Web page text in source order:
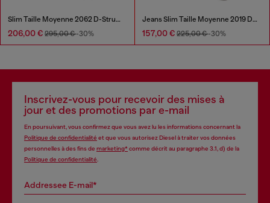
Slim Taille Moyenne 2062 D-Strukt Joggjeans®
206,00 € 295,00 €-30%
Jeans Slim Taille Moyenne 2019 D-Strukt
157,00 € 225,00 €-30%
Inscrivez-vous pour recevoir des mises à
jour et des promotions par e-mail
En poursuivant, vous confirmez que vous avez lu les informations concernant la
Politique de confidentialité et que vous autorisez Diesel à traiter vos données
personnelles à des fins de marketing*comme décrit au paragraphe 3.1, d) de la
Politique de confidentialité.
Addressee E-mail*